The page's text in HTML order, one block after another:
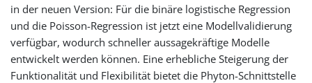
in der neuen Version: Für die binäre logistische Regression
und die Poisson-Regression ist jetzt eine Modellvalidierung
verfügbar, wodurch schneller aussagekräftige Modelle
entwickelt werden können. Eine erhebliche Steigerung der
Funktionalität und Flexibilität bietet die Phyton-Schnittstelle